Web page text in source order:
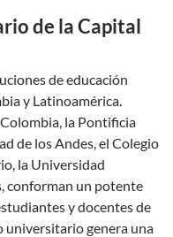
de la Capital
de educación
y Latinoamérica.
la Pontificia
de los Andes, el Colegio
la Universidad
conforman un potente
y docentes de
universitario genera una